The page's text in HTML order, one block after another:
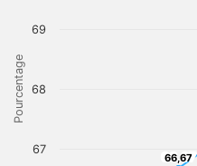
Pourcentage
66,67
66,67
67
68
69